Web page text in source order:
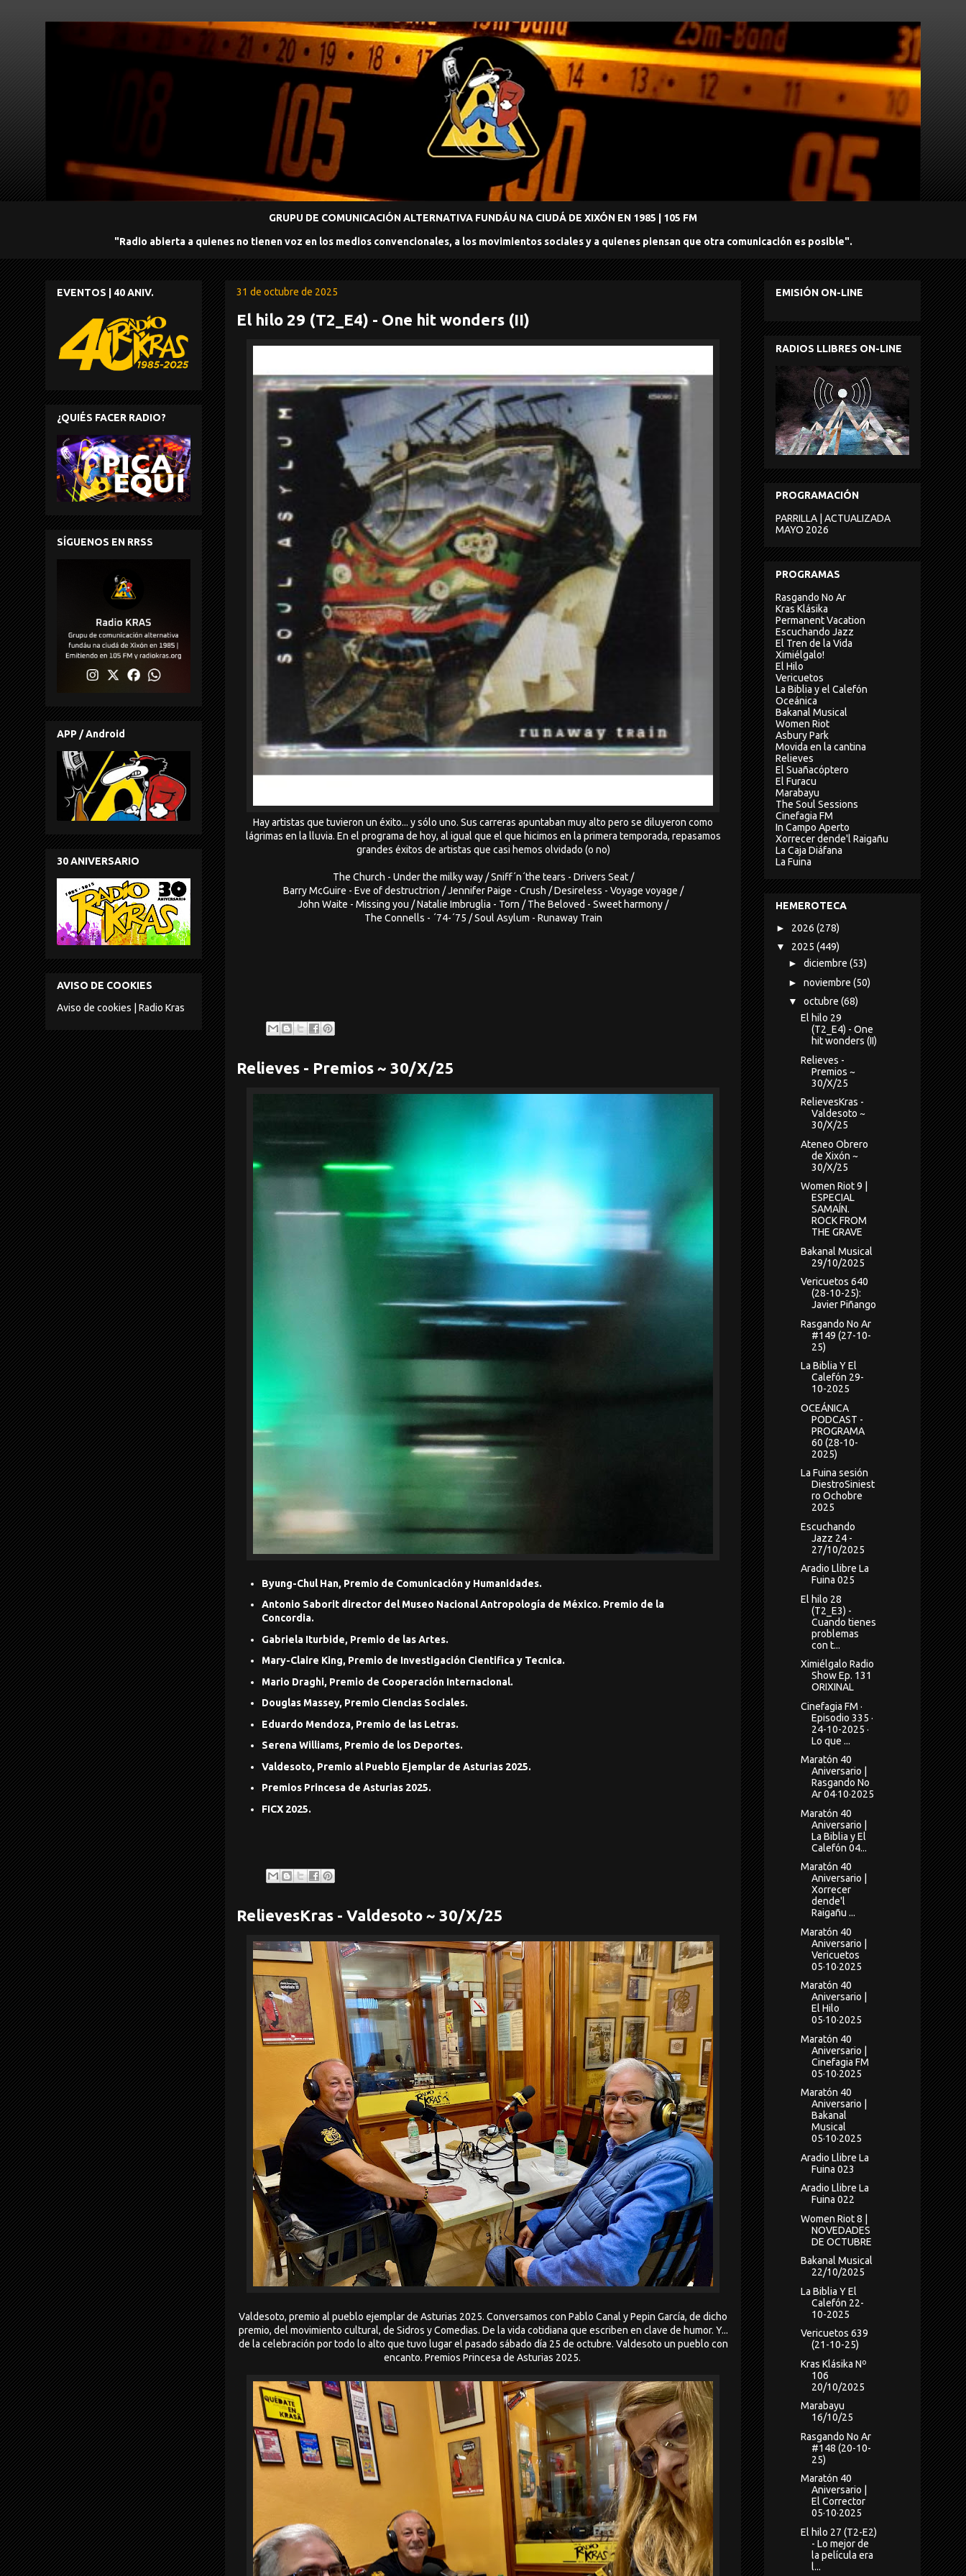
GRUPU DE COMUNICACIÓN ALTERNATIVA FUNDÁU NA CIUDÁ DE XIXÓN EN 1985 | 105 FM
"Radio abierta a quienes no tienen voz en los medios convencionales, a los movimientos sociales y a quienes piensan que otra comunicación es posible".
31 de octubre de 2025
El hilo 29 (T2_E4) - One hit wonders (II)
Hay artistas que tuvieron un éxito... y sólo uno. Sus carreras apuntaban muy alto pero se diluyeron como
lágrimas en la lluvia. En el programa de hoy, al igual que el que hicimos en la primera temporada, repasamos
grandes éxitos de artistas que casi hemos olvidado (o no)
The Church - Under the milky way / Sniff´n´the tears - Drivers Seat /
Barry McGuire - Eve of destructrion / Jennifer Paige - Crush / Desireless - Voyage voyage /
John Waite - Missing you / Natalie Imbruglia - Torn / The Beloved - Sweet harmony /
The Connells - ´74-´75 / Soul Asylum - Runaway Train
Relieves - Premios ~ 30/X/25
Byung-Chul Han, Premio de Comunicación y Humanidades.
Antonio Saborit director del Museo Nacional Antropología de México. Premio de la
Concordia.
Gabriela Iturbide, Premio de las Artes.
Mary-Claire King, Premio de Investigación Cientifica y Tecnica.
Mario Draghi, Premio de Cooperación Internacional.
Douglas Massey, Premio Ciencias Sociales.
Eduardo Mendoza, Premio de las Letras.
Serena Williams, Premio de los Deportes.
Valdesoto, Premio al Pueblo Ejemplar de Asturias 2025.
Premios Princesa de Asturias 2025.
FICX 2025.
RelievesKras - Valdesoto ~ 30/X/25
Valdesoto, premio al pueblo ejemplar de Asturias 2025. Conversamos con Pablo Canal y Pepin García, de dicho
premio, del movimiento cultural, de Sidros y Comedias. De la vida cotidiana que escriben en clave de humor. Y...
de la celebración por todo lo alto que tuvo lugar el pasado sábado día 25 de octubre. Valdesoto un pueblo con
encanto. Premios Princesa de Asturias 2025.
EVENTOS | 40 ANIV.
¿QUIÉS FACER RADIO?
SÍGUENOS EN RRSS
APP / Android
30 ANIVERSARIO
AVISO DE COOKIES
Aviso de cookies | Radio Kras
EMISIÓN ON-LINE
RADIOS LLIBRES ON-LINE
PROGRAMACIÓN
PARRILLA | ACTUALIZADA
MAYO 2026
PROGRAMAS
Rasgando No Ar
Kras Klásika
Permanent Vacation
Escuchando Jazz
El Tren de la Vida
Ximiélgalo!
El Hilo
Vericuetos
La Biblia y el Calefón
Oceánica
Bakanal Musical
Women Riot
Asbury Park
Movida en la cantina
Relieves
El Suañacóptero
El Furacu
Marabayu
The Soul Sessions
Cinefagia FM
In Campo Aperto
Xorrecer dende'l Raigañu
La Caja Diáfana
La Fuina
HEMEROTECA
► 2026 (278)
▼ 2025 (449)
► diciembre (53)
► noviembre (50)
▼ octubre (68)
El hilo 29
(T2_E4) - One
hit wonders (II)
Relieves -
Premios ~
30/X/25
RelievesKras -
Valdesoto ~
30/X/25
Ateneo Obrero
de Xixón ~
30/X/25
Women Riot 9 |
ESPECIAL
SAMAÍN.
ROCK FROM
THE GRAVE
Bakanal Musical
29/10/2025
Vericuetos 640
(28-10-25):
Javier Piñango
Rasgando No Ar
#149 (27-10-
25)
La Biblia Y El
Calefón 29-
10-2025
OCEÁNICA
PODCAST -
PROGRAMA
60 (28-10-
2025)
La Fuina sesión
DiestroSiniest
ro Ochobre
2025
Escuchando
Jazz 24 -
27/10/2025
Aradio Llibre La
Fuina 025
El hilo 28
(T2_E3) -
Cuando tienes
problemas
con t...
Ximiélgalo Radio
Show Ep. 131
ORIXINAL
Cinefagia FM ·
Episodio 335 ·
24-10-2025 ·
Lo que ...
Maratón 40
Aniversario |
Rasgando No
Ar 04·10·2025
Maratón 40
Aniversario |
La Biblia y El
Calefón 04...
Maratón 40
Aniversario |
Xorrecer
dende'l
Raigañu ...
Maratón 40
Aniversario |
Vericuetos
05·10·2025
Maratón 40
Aniversario |
El Hilo
05·10·2025
Maratón 40
Aniversario |
Cinefagia FM
05·10·2025
Maratón 40
Aniversario |
Bakanal
Musical
05·10·2025
Aradio Llibre La
Fuina 023
Aradio Llibre La
Fuina 022
Women Riot 8 |
NOVEDADES
DE OCTUBRE
Bakanal Musical
22/10/2025
La Biblia Y El
Calefón 22-
10-2025
Vericuetos 639
(21-10-25)
Kras Klásika Nº
106
20/10/2025
Marabayu
16/10/25
Rasgando No Ar
#148 (20-10-
25)
Maratón 40
Aniversario |
El Corrector
05·10·2025
El hilo 27 (T2-E2)
- Lo mejor de
la película era
l...